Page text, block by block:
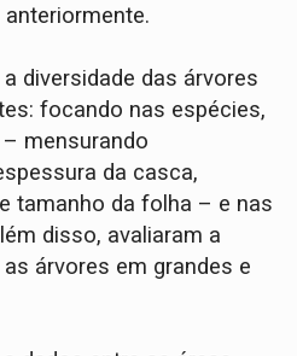
diversidade das árvores
focando nas espécies,
mensurando
da casca,
tamanho da folha – e nas
disso, avaliaram a
árvores em grandes e